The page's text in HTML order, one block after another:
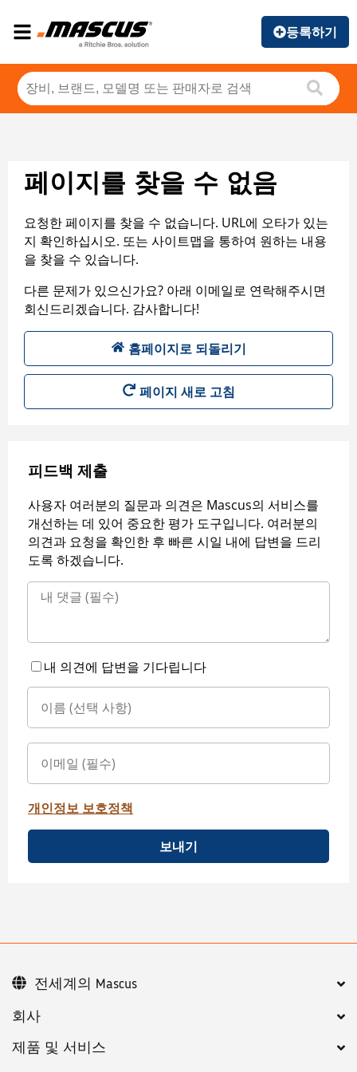
등록하기
페이지를 찾을 수 없음
요청한 페이지를 찾을 수 없습니다. URL에 오타가 있는
지 확인하십시오. 또는 사이트맵을 통하여 원하는 내용
을 찾을 수 있습니다.
다른 문제가 있으신가요? 아래 이메일로 연락해주시면
회신드리겠습니다. 감사합니다!
홈페이지로 되돌리기
페이지 새로 고침
피드백 제출
사용자 여러분의 질문과 의견은 Mascus의 서비스를
개선하는 데 있어 중요한 평가 도구입니다. 여러분의
의견과 요청을 확인한 후 빠른 시일 내에 답변을 드리
도록 하겠습니다.
내 의견에 답변을 기다립니다
개인정보 보호정책
보내기
회사
제품 및 서비스
전세계의 Mascus